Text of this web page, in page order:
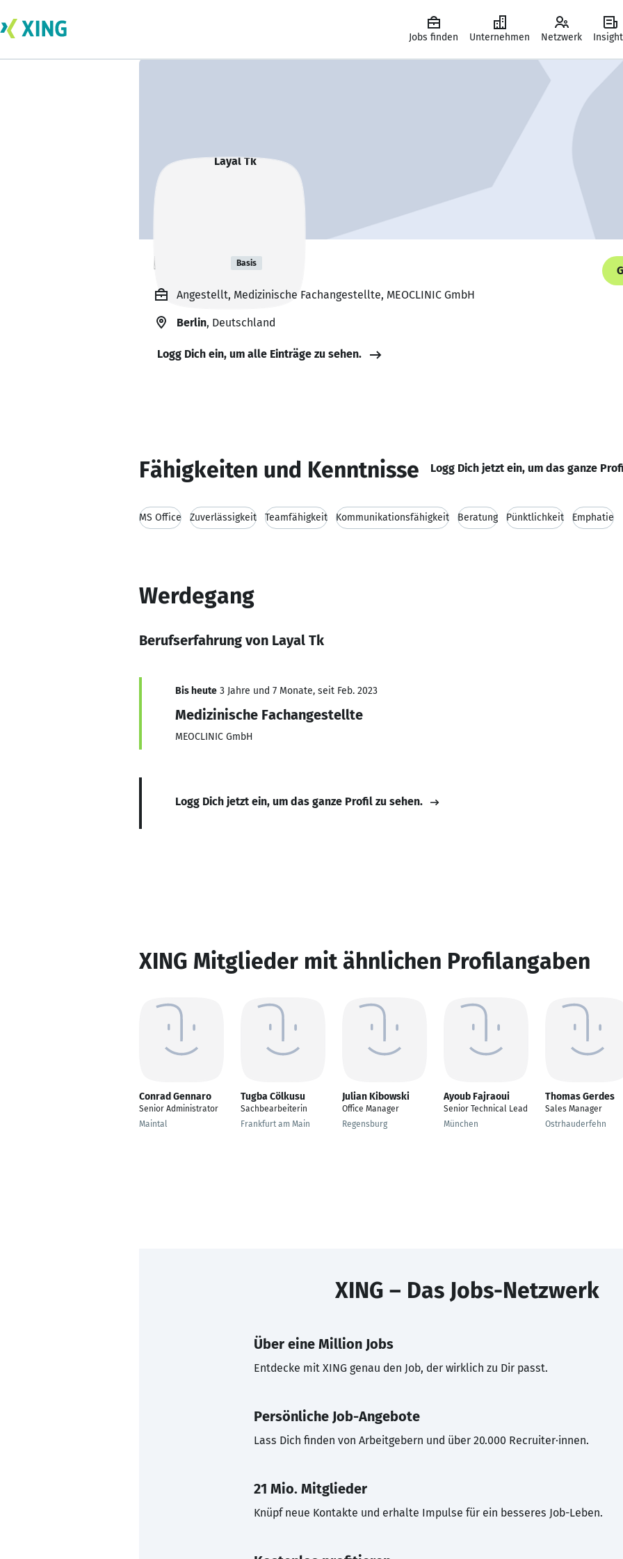
Jobs finden Unternehmen Netzwerk
Layal Tk Basis
Angestellt, Medizinische Fachangestellte, MEOCLINIC GmbH
Berlin, Deutschland
Logg Dich ein, um alle Einträge zu sehen.
Fähigkeiten und Kenntnisse Logg Dich jetzt ein, um das ganze
MS Office Zuverlässigkeit Teamfähigkeit Kommunikationsfähigkeit Beratung Pünktlichkeit Emphatie
Werdegang
Berufserfahrung von Layal Tk
Bis heute 3 Jahre und 7 Monate, seit Feb. 2023
Medizinische Fachangestellte
MEOCLINIC GmbH
Logg Dich jetzt ein, um das ganze Profil zu sehen.
XING Mitglieder mit ähnlichen Profilangaben
Conrad Gennaro
Senior Administrator
Maintal
Tugba Cölkusu
Sachbearbeiterin
Frankfurt am Main
Julian Kibowski
Office Manager
Regensburg
Ayoub Fajraoui
Senior Technical Lead
München
Thomas Gerdes
Sales Manager
Ostrhauderfehn
XING – Das Jobs-Netzwerk
Über eine Million Jobs
Entdecke mit XING genau den Job, der wirklich zu Dir passt.
Persönliche Job-Angebote
Lass Dich finden von Arbeitgebern und über 20.000 Recruiter·innen.
21 Mio. Mitglieder
Knüpf neue Kontakte und erhalte Impulse für ein besseres Job-Leben.